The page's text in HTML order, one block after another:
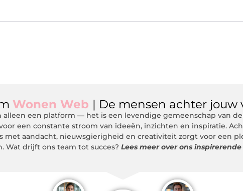
Wonen Web | De mensen achter jouw
een platform — het is een levendige gemeenschap van
een constante stroom van ideeën, inzichten en inspiratie.
met aandacht, nieuwsgierigheid en creativiteit zorgt voor een
Wat drijft ons team tot succes? Lees meer over ons